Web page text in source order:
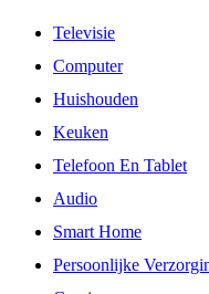
Televisie
Computer
Huishouden
Keuken
Telefoon En Tablet
Audio
Smart Home
Persoonlijke